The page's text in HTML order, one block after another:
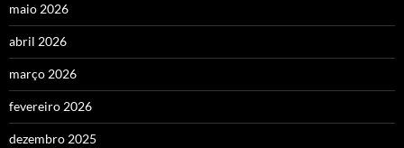
maio 2026
abril 2026
março 2026
fevereiro 2026
dezembro 2025